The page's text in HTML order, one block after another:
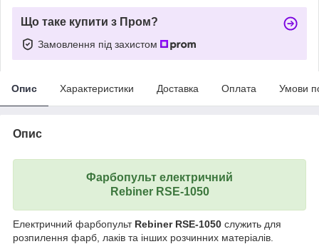
Що таке купити з Пром?
Замовлення під захистом
Опис Характеристики Доставка Оплата Умови
Опис
Фарбопульт електричний
Rebiner RSE-1050
Електричний фарбопульт Rebiner RSE-1050 служить для
розпилення фарб, лаків та інших розчинних матеріалів.